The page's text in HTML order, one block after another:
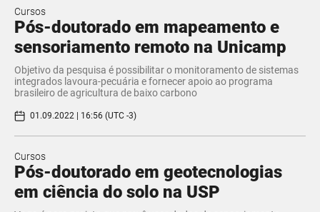
Cursos
Pós-doutorado em mapeamento e
sensoriamento remoto na Unicamp
Objetivo da pesquisa é possibilitar o monitoramento de sistemas
integrados lavoura-pecuária e fornecer apoio ao programa
brasileiro de agricultura de baixo carbono
01.09.2022 | 16:56 (UTC -3)
Cursos
Pós-doutorado em geotecnologias
em ciência do solo na USP